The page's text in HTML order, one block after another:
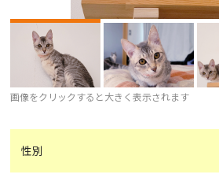
画像をクリックすると大きく表示されます
性別